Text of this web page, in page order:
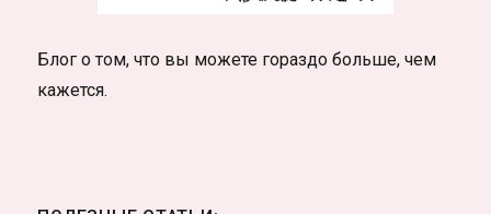
Блог о том, что вы можете гораздо больше, чем
кажется.